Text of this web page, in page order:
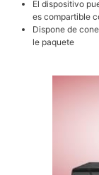
El dispositivo
es compartible
Dispone de
le paquete